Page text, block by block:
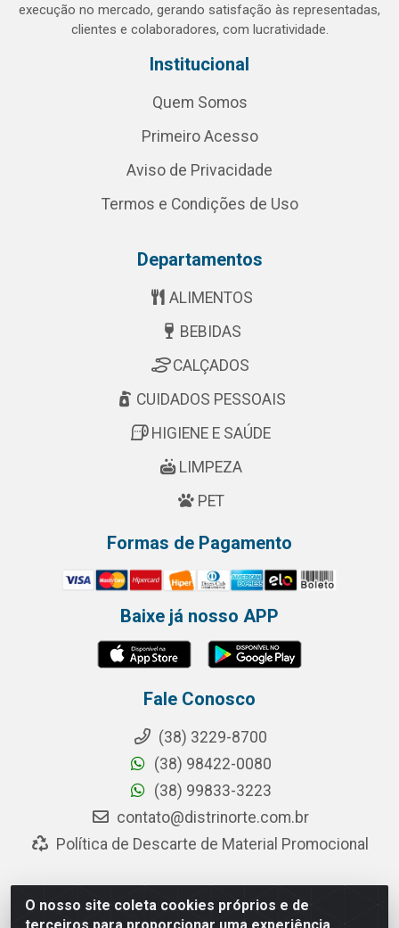
O nosso site coleta cookies próprios e de
execução no mercado, gerando satisfação às representadas,
clientes e colaboradores, com lucratividade.
Institucional
Quem Somos
Primeiro Acesso
Aviso de Privacidade
Termos e Condições de Uso
Departamentos
ALIMENTOS
BEBIDAS
CALÇADOS
CUIDADOS PESSOAIS
HIGIENE E SAÚDE
LIMPEZA
PET
Formas de Pagamento
Baixe já nosso APP
Fale Conosco
(38) 3229-8700
(38) 98422-0080
(38) 99833-3223
contato@distrinorte.com.br
Política de Descarte de Material Promocional
Distrinorte Distribuidora de Alimentos - Avenida Pedro